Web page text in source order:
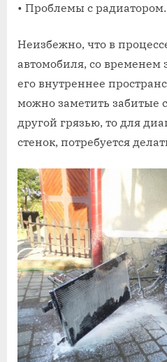
• Проблемы с радиатором.
Неизбежно, что в
автомобиля, со временем
его внутреннее
можно заметить забитые
другой грязью, то для
стенок, потребуется